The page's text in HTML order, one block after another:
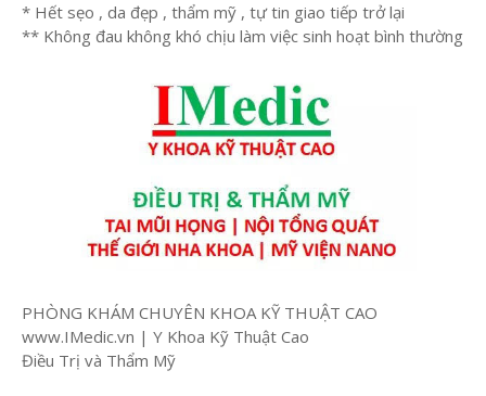
* Hết sẹo , da đẹp , thẩm mỹ , tự tin giao tiếp trở lại
** Không đau không khó chịu làm việc sinh hoạt bình thường
PHÒNG KHÁM CHUYÊN KHOA KỸ THUẬT CAO
www.IMedic.vn | Y Khoa Kỹ Thuật Cao
Điều Trị và Thẩm Mỹ